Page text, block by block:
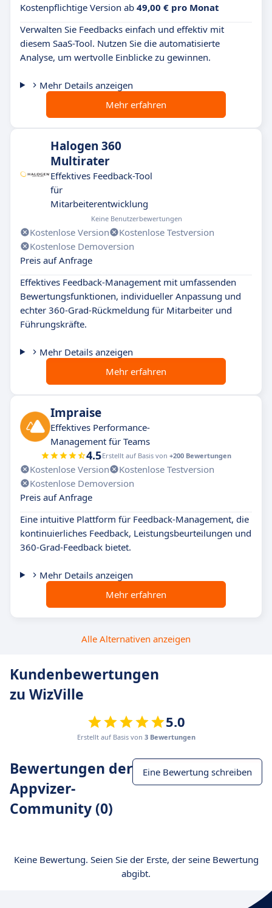
Kostenpflichtige Version ab 49,00 € pro Monat
Verwalten Sie Feedbacks einfach und effektiv mit
diesem SaaS-Tool. Nutzen Sie die automatisierte
Analyse, um wertvolle Einblicke zu gewinnen.
Mehr Details anzeigen
Mehr erfahren
Halogen 360
Multirater
Effektives Feedback-Tool
für
Mitarbeiterentwicklung
Keine Benutzerbewertungen
Kostenlose Version
Kostenlose Testversion
Kostenlose Demoversion
Preis auf Anfrage
Effektives Feedback-Management mit umfassenden
Bewertungsfunktionen, individueller Anpassung und
echter 360-Grad-Rückmeldung für Mitarbeiter und
Führungskräfte.
Mehr Details anzeigen
Mehr erfahren
Impraise
Effektives Performance-
Management für Teams
4.5Erstellt auf Basis von +200 Bewertungen
Kostenlose Version
Kostenlose Testversion
Kostenlose Demoversion
Preis auf Anfrage
Eine intuitive Plattform für Feedback-Management, die
kontinuierliches Feedback, Leistungsbeurteilungen und
360-Grad-Feedback bietet.
Mehr Details anzeigen
Mehr erfahren
Alle Alternativen anzeigen
Kundenbewertungen
zu WizVille
5.0
Erstellt auf Basis von 3 Bewertungen
Bewertungen der
Appvizer-
Community (0)
Eine Bewertung schreiben
Keine Bewertung. Seien Sie der Erste, der seine Bewertung
abgibt.